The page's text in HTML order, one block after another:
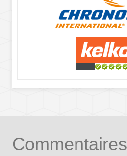
Commentaires